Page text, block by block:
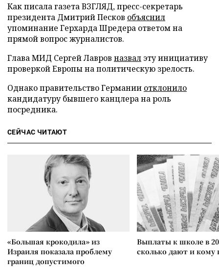
Как писала газета ВЗГЛЯД, пресс-секретарь
президента Дмитрий Песков объяснил
упоминание Герхарда Шредера ответом на
прямой вопрос журналистов.
Глава МИД Сергей Лавров назвал эту инициативу
проверкой Европы на политическую зрелость.
Однако правительство Германии отклонило
кандидатуру бывшего канцлера на роль
посредника.
СЕЙЧАС ЧИТАЮТ
«Большая крокодила» из
Израиля показала проблему
границ допустимого
Выплаты к школе в
сколько дают и